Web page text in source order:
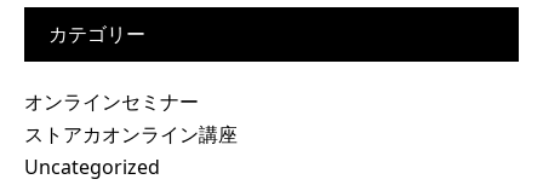
カテゴリー
オンラインセミナー
ストアカオンライン講座
Uncategorized